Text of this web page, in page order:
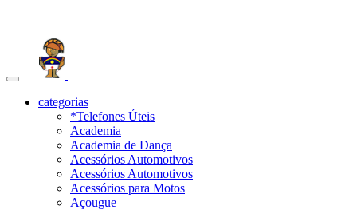
Toggle
navigationcategorias
*Telefones Úteis
Academia
Academia de Dança
Acessórios Automotivos
Acessórios Automotivos
Acessórios para Motos
Açougue